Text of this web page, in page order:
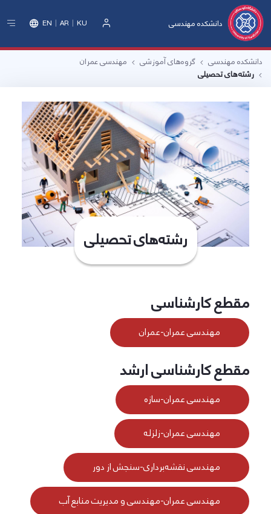
دانشکده مهندسی EN AR KU
دانشکده مهندسی گروه‌های آموزشی
مهندسی عمران
رشته‌های تحصیلی
رشته‌های تحصیلی
مقطع کارشناسی
مهندسی عمران-عمران
مقطع کارشناسی ارشد
مهندسی عمران-سازه
مهندسی عمران-زلزله
مهندسی نقشه‌برداری-سنجش از دور
مهندسی عمران-مهندسی و مدیریت منابع آب